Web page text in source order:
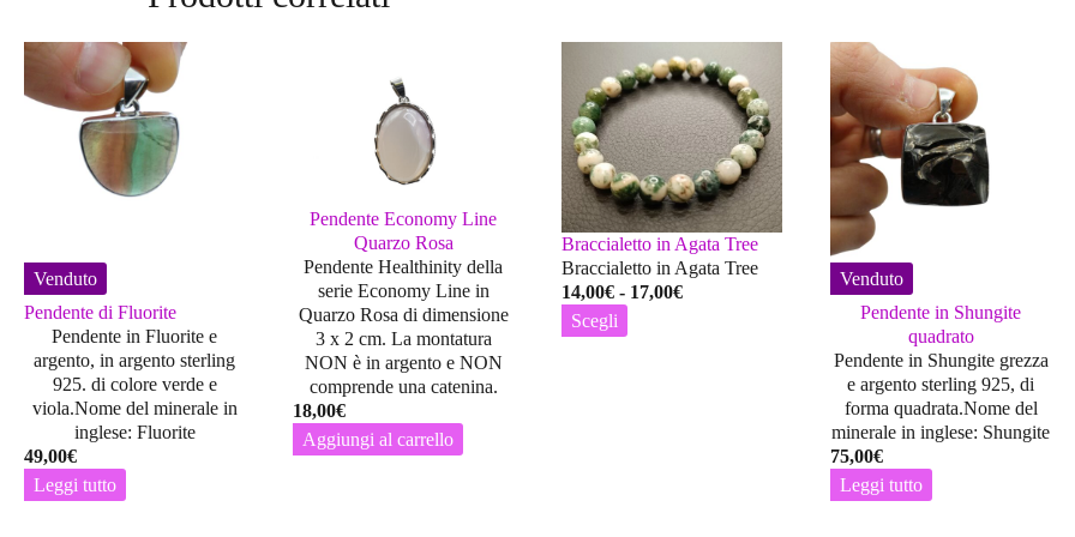
Venduto
Pendente di Fluorite
Pendente in Fluorite e
argento, in argento sterling
925. di colore verde e
viola.Nome del minerale in
inglese: Fluorite
49,00€
Leggi tutto
Pendente Economy Line
Quarzo Rosa
Pendente Healthinity della
serie Economy Line in
Quarzo Rosa di dimensione
3 x 2 cm. La montatura
NON è in argento e NON
comprende una catenina.
18,00€
Aggiungi al carrello
Braccialetto in Agata Tree
Braccialetto in Agata Tree
14,00€ - 17,00€Fascia
Scegli
Venduto
Pendente in Shungite
quadrato
Pendente in Shungite grezza
e argento sterling 925, di
forma quadrata.Nome del
minerale in inglese: Shungite
75,00€
Leggi tutto